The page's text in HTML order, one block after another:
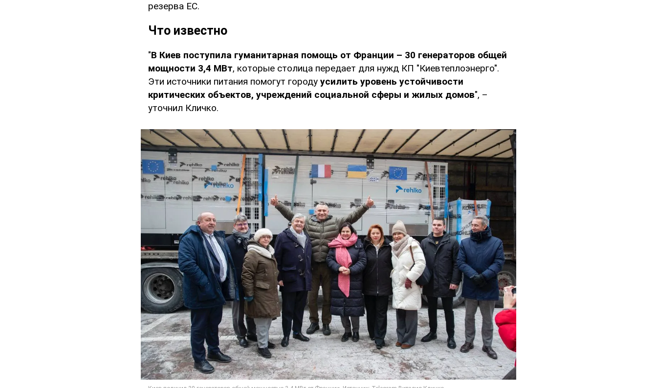
резерва ЕС.
Что известно
"В Киев поступила гуманитарная помощь от Франции – 30 генераторов общей
мощности 3,4 МВт, которые столица передает для нужд КП "Киевтеплоэнерго".
Эти источники питания помогут городу усилить уровень устойчивости
критических объектов, учреждений социальной сферы и жилых домов", –
уточнил Кличко.